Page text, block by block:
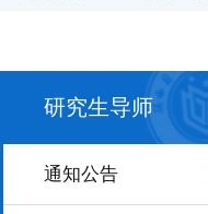
研究生导师
通知公告